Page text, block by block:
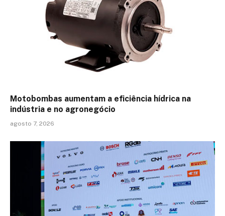
Motobombas aumentam a eficiência hídrica na
indústria e no agronegócio
agosto 7, 2026